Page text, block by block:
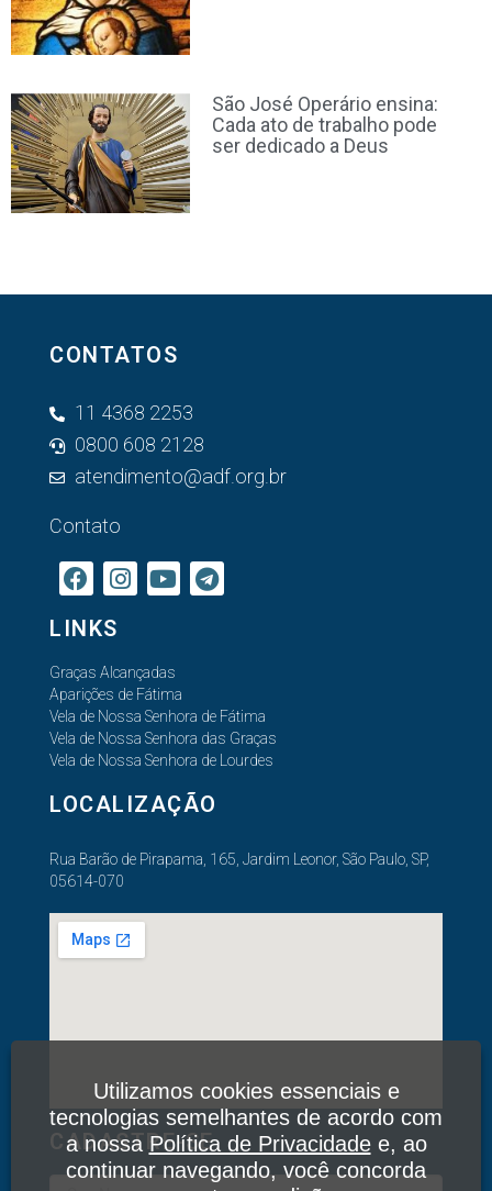
São José Operário ensina:
Cada ato de trabalho pode
ser dedicado a Deus
CONTATOS
11 4368 2253
0800 608 2128
atendimento@adf.org.br
Contato
LINKS
Graças Alcançadas
Aparições de Fátima
Vela de Nossa Senhora de Fátima
Vela de Nossa Senhora das Graças
Vela de Nossa Senhora de Lourdes
LOCALIZAÇÃO
Rua Barão de Pirapama, 165, Jardim Leonor, São Paulo, SP,
05614-070
CADASTRE-SE
Utilizamos cookies essenciais e
tecnologias semelhantes de acordo com
a nossaPolítica de Privacidadee, ao
continuar navegando, você concorda